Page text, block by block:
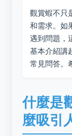
觀賞蝦不只
和需求。如
遇到問題，
基本介紹講
常見問答。
什麼是
麼吸引